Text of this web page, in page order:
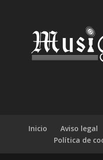
Inicio Aviso legal
Política de